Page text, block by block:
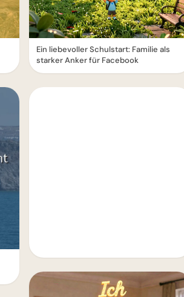
Ein liebevoller Schulstart: Familie als
starker Anker für Facebook